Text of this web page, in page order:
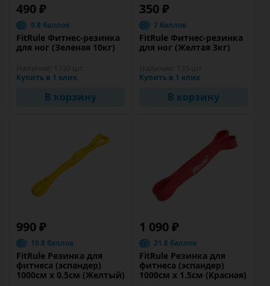
490 ₽
9.8 баллов
FitRule Фитнес-резинка
для ног (Зеленая 10кг)
Купить в 1 клик
В корзину
350 ₽
7 баллов
FitRule Фитнес-резинка
для ног (Желтая 3кг)
Купить в 1 клик
В корзину
990 ₽
19.8 баллов
FitRule Резинка для
фитнеса (эспандер)
1000см х 0.5см (Желтый)
1 090 ₽
21.8 баллов
FitRule Резинка для
фитнеса (эспандер)
1000см х 1.5см (Красная)